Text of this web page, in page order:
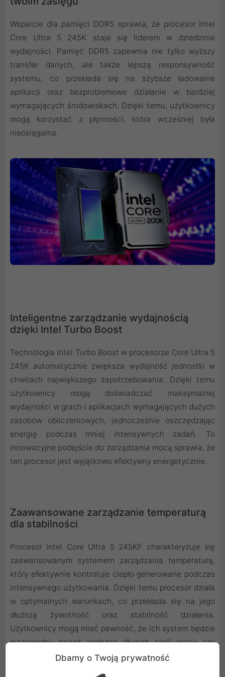
Wsparcie dla pamięci DDR5 sprawia, że procesor Intel
Core Ultra 5 245K staje się liderem w dziedzinie
wydajności. Pamięć DDR5 zapewnia nie tylko wyższy
transfer danych, ale także lepszą responsywność
systemu, co przekłada się na szybsze ładowanie
aplikacji oraz bezproblemowe działanie w bardziej
wymagających środowiskach. Dzięki temu, użytkownicy
mogą korzystać z płynności, która wcześniej była
nieosiągalna.
Inteligentne zarządzanie wydajnością
dzięki Intel Turbo Boost
Technologia Intel Turbo Boost w procesorze Core Ultra 5
245K automatycznie zwiększa wydajność jednostki w
chwilach największego zapotrzebowania. Dzięki temu
użytkownicy mogą doświadczać maksymalnej
wydajności w grach i aplikacjach wymagających dużych
zasobów obliczeniowych, jednocześnie oszczędzając
energię podczas mniej intensywnych zadań. To
innowacyjne podejście do zarządzania mocą sprawia, że
ten procesor jest wyjątkowo efektywny energetycznie.
Zaawansowane zarządzanie temperaturą
dla stabilności
Procesor Intel Core Ultra 5 245KF charakteryzuje się
zaawansowanym systemem zarządzania temperaturą,
który efektywnie kontroluje ciepło generowane podczas
intensywnego użytkowania. Dzięki temu procesor działa
w optymalnych warunkach, co przekłada się na jego
dłuższą żywotność oraz stabilność działania.
Użytkownicy mogą mieć pewność, że ich system będzie
niezawodny nawet podczas długich sesji pracy czy
Dbamy o Twoją prywatność